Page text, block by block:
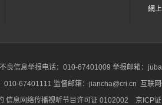
網
良信息举报电话：010-67401009 举报邮箱：
010-67401111 监督邮箱：jiancha@cri.cn 互联
信息网络传播视听节目许可证 0102002 京ICP